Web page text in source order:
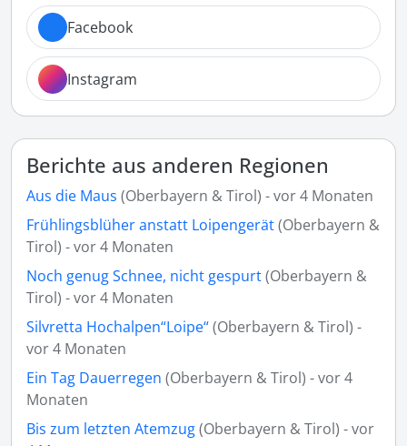
Facebook
Instagram
Berichte aus anderen Regionen
Aus die Maus (Oberbayern & Tirol) - vor 4 Monaten
Frühlingsblüher anstatt Loipengerät(Oberbayern &
Tirol) - vor 4 Monaten
Noch genug Schnee, nicht gespurt(Oberbayern &
Tirol) - vor 4 Monaten
Silvretta Hochalpen“Loipe“(Oberbayern & Tirol) -
vor 4 Monaten
Ein Tag Dauerregen (Oberbayern & Tirol) - vor 4
Monaten
Bis zum letzten Atemzug(Oberbayern & Tirol) - vor